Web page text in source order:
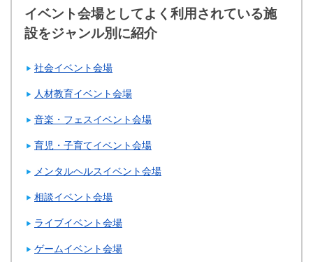
イベント会場としてよく利用されている施
設をジャンル別に紹介
社会イベント会場
人材教育イベント会場
音楽・フェスイベント会場
育児・子育てイベント会場
メンタルヘルスイベント会場
相談イベント会場
ライブイベント会場
ゲームイベント会場